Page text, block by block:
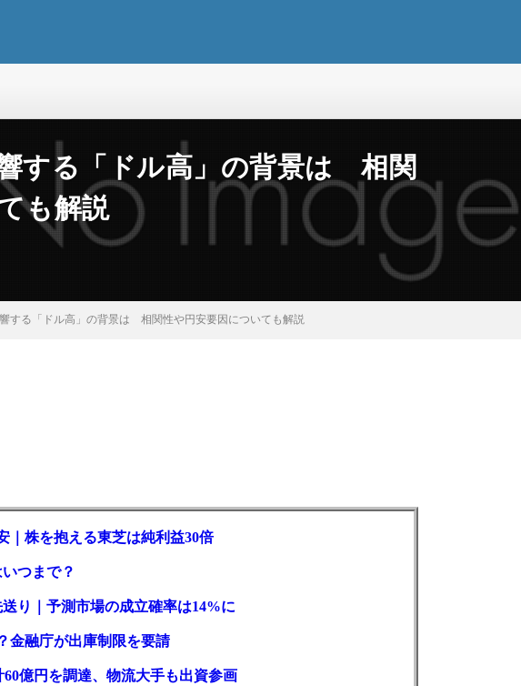
する「ドル高」の背景は 相関
も解説
する「ドル高」の背景は 相関性や円安要因についても解説
｜株を抱える東芝は純利益30倍
つまで？
り｜予測市場の成立確率は14%に
金融庁が出庫制限を要請
億円を調達、物流大手も出資参画